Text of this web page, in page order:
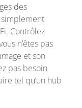
des
Contrôlez
n’êtes pas
et son
pas besoin
tel qu’un hub